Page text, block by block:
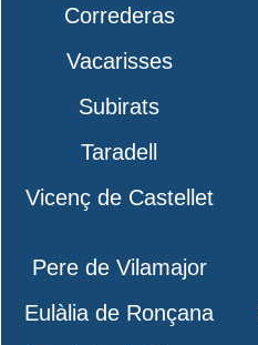
Correderas
Vacarisses
Subirats
Taradell
Vicenç de Castellet
Pere de Vilamajor
Eulàlia de Ronçana